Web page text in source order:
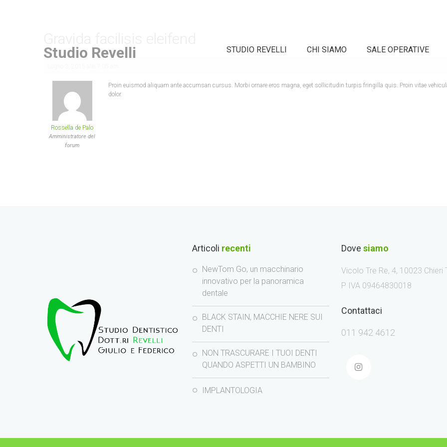
Studio Revelli STUDIO REVELLI CHI SIAMO SALE OPERATIVE
Rossella de Palo
Amministratore del
forum
Proin euismod aliquam ante accumsan cursus. Morbi ornare eros magna, eget sollicitudin turpis fringilla quis. Proin vitae
dolor.
Articoli recenti
NewTom Go, un macchinario
innovativo per la panoramica
dentale
BLACK STAIN, MACCHIE NERE SUI
DENTI
NON TRASCURARE I TUOI DENTI
QUANDO ASPETTI UN BAMBINO
IMPLANTOLOGIA
Dove siamo
Vicolo Tre Re, 4, 10023 Chieri
P IVA 09464830018
Contattaci
011 942 4612